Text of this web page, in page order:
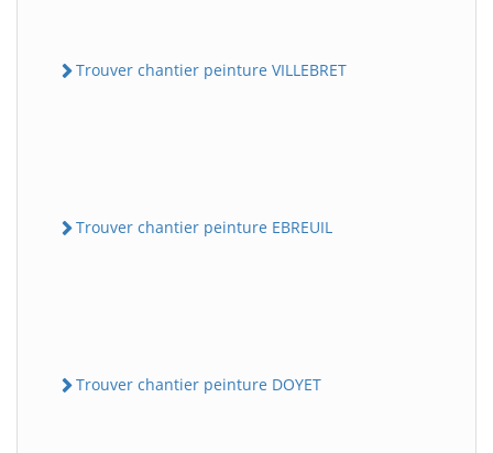
Trouver chantier peinture VILLEBRET
Trouver chantier peinture EBREUIL
Trouver chantier peinture DOYET